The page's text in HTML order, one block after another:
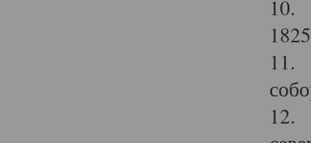
10.
11.
12.